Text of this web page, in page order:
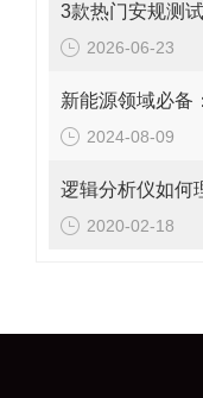
2026-06-23
2024-08-09
逻辑分析仪如何
2020-02-18